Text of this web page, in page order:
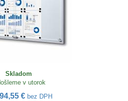
Skladom
v utorok
€ bez DPH